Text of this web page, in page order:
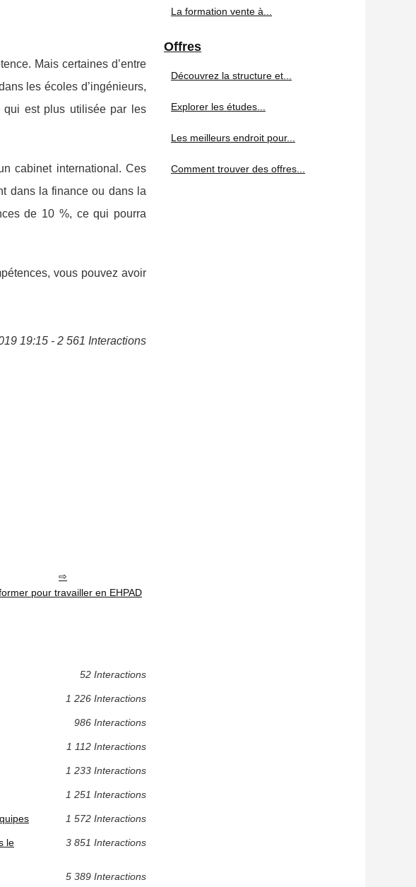
Mais certaines d’entre
les écoles d’ingénieurs,
qui est plus utilisée par les
cabinet international. Ces
dans la finance ou dans la
de 10 %, ce qui pourra
vous pouvez avoir
19:15 - 2 561 Interactions
pour travailler en EHPAD
52 Interactions
1 226 Interactions
986 Interactions
1 112 Interactions
1 233 Interactions
1 251 Interactions
1 572 Interactions
le
3 851 Interactions
5 389 Interactions
La formation vente à...
Offres
Découvrez la structure et...
Explorer les études...
Les meilleurs endroit pour...
Comment trouver des offres...